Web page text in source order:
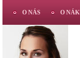
O NÁS O